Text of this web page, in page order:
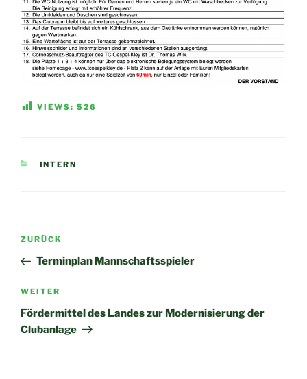
VIEWS: 526
KATEGORIEN
INTERN
Beitragsnavigation
Vorheriger
Beitrag
ZURÜCK
Terminplan Mannschaftsspieler
Nächster
Beitrag
WEITER
Fördermittel des Landes zur Modernisierung der
Clubanlage